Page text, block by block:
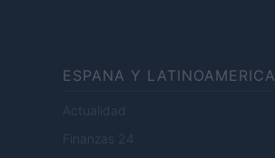
ESPANA Y LATINOAMERICA
Actualidad
Finanzas 24